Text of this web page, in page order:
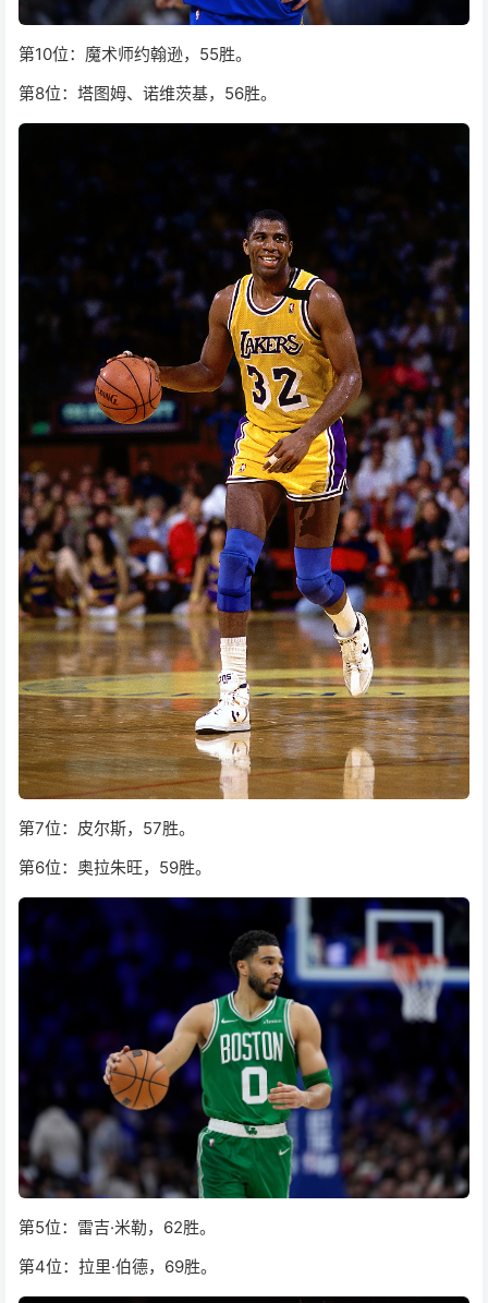
第10位：魔术师约翰逊，55胜。
第8位：塔图姆、诺维茨基，56胜。
第7位：皮尔斯，57胜。
第6位：奥拉朱旺，59胜。
第5位：雷吉·米勒，62胜。
第4位：拉里·伯德，69胜。